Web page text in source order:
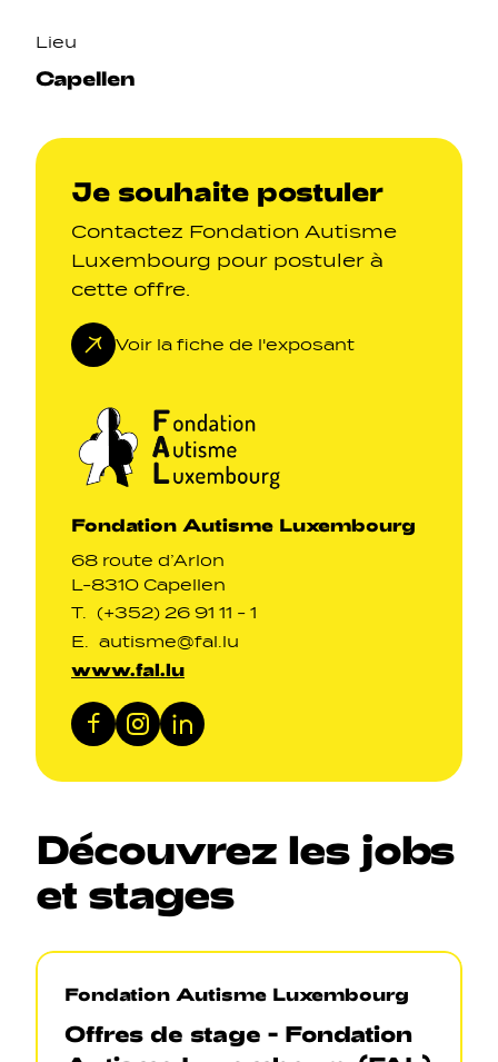
Lieu
Capellen
Je souhaite postuler
Contactez Fondation Autisme
Luxembourg pour postuler à
cette offre.
Voir la fiche de l'exposant
Fondation Autisme Luxembourg
68 route d’Arlon
L-8310 Capellen
T.
(+352) 26 91 11 - 1
E.
autisme@fal.lu
www.fal.lu
Facebook
Instagram
LinkedIn
Découvrez les jobs
et stages
Fondation Autisme Luxembourg
Offres de stage - Fondation